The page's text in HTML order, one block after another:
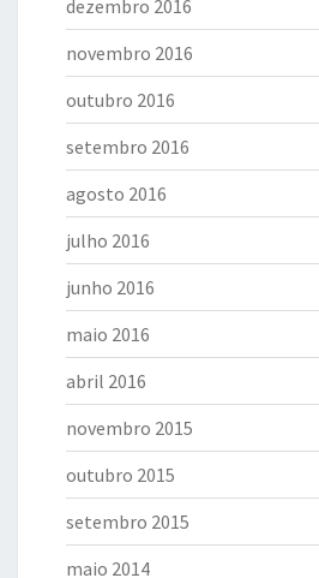
dezembro 2016
novembro 2016
outubro 2016
setembro 2016
agosto 2016
julho 2016
junho 2016
maio 2016
abril 2016
novembro 2015
outubro 2015
setembro 2015
maio 2014